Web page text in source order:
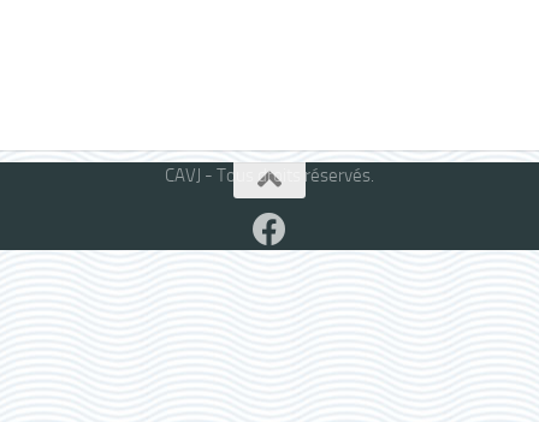
CAVJ - Tous droits réservés.